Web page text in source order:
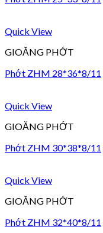
Quick View
GIOĂNG PHỚT
Phớt ZHM 28*36*8/11
Quick View
GIOĂNG PHỚT
Phớt ZHM 30*38*8/11
Quick View
GIOĂNG PHỚT
Phớt ZHM 32*40*8/11